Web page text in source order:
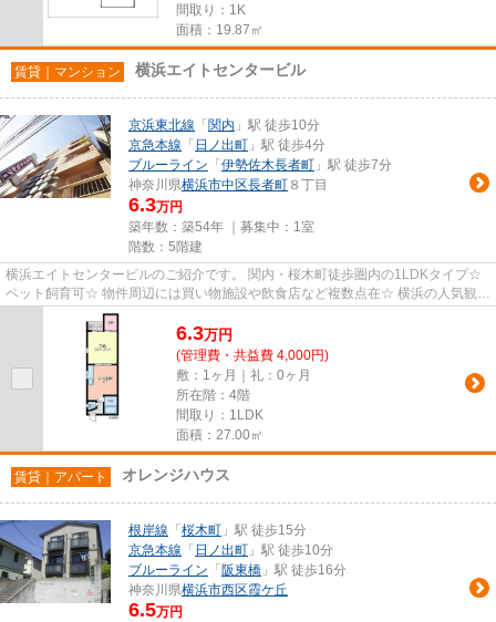
間取り：1K
面積：19.87㎡
賃貸｜マンション 横浜エイトセンタービル
京浜東北線 「 関内 」駅 徒歩10分
京急本線 「 日ノ出町 」駅 徒歩4分
ブルーライン 「 伊勢佐木長者町 」駅 徒歩7分
神奈川県横浜市中区長者町 ８丁目
6.3万円
築年数：築54年 ｜募集中： 1室
階数：5階建
横浜エイトセンタービルのご紹介です。 関内・桜木町徒歩圏内の1LDKタイプ☆
ペット飼育可☆ 物件周辺には買い物施設や飲食店など複数点在☆ 横浜の人気観光
地も徒歩圏内のため、休日のお...
6.3万円
(管理費・共益費 4,000円)
敷：1ヶ月｜礼：0ヶ月
所在階：4階
間取り：1LDK
面積：27.00㎡
賃貸｜アパート オレンジハウス
根岸線 「 桜木町 」駅 徒歩15分
京急本線 「 日ノ出町 」駅 徒歩10分
ブルーライン 「 阪東橋 」駅 徒歩16分
神奈川県横浜市西区霞ケ丘
6.5万円